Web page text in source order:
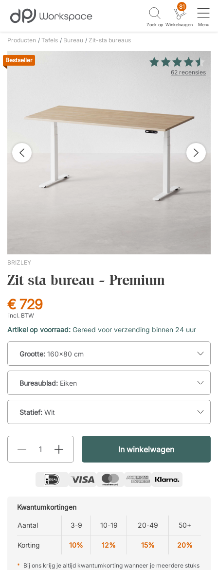
Zoek op
81
Winkelwagen Menu
Producten Tafels Bureau Zit-sta bureaus
62 recensies
Bestseller
BRIZLEY
Zit sta bureau - Premium
€ 729
incl. BTW
Artikel op voorraad: Gereed voor verzending binnen 24 uur
Grootte: 160x80 cm
Bureaublad: Eiken
Statief: Wit
In winkelwagen
Kwantumkortingen
Aantal 3-9 10-19 20-49 50+
Korting 10% 12% 15% 20%
* Bij ons krijg je altijd kwantumkorting wanneer je meerdere stuks